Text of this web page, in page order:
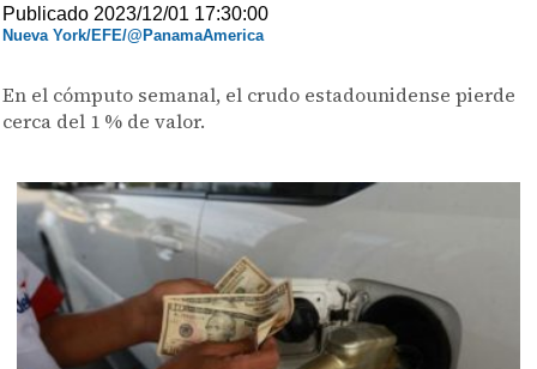
Publicado 2023/12/01 17:30:00
Nueva York/EFE/@PanamaAmerica
En el cómputo semanal, el crudo estadounidense pierde
cerca del 1 % de valor.